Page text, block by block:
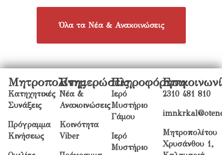
Όλα τα Νέα & Ανακοινώσεις
Μητροπολίτης
Κατηχητικές
Συνάξεις
Πρόγραμμα
Κινήσεως
Ενημερώσεις
Νέα &
Ανακοινώσεις
Κοινότητα
Viber
Πληροφόρηση
Ιερό
Μυστήριο
Γάμου
Ιερό
Μυστήριο
2310 481 810
Μητροπολίτου
Χρυσάνθου 1,